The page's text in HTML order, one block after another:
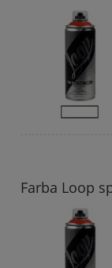
Farba Loop